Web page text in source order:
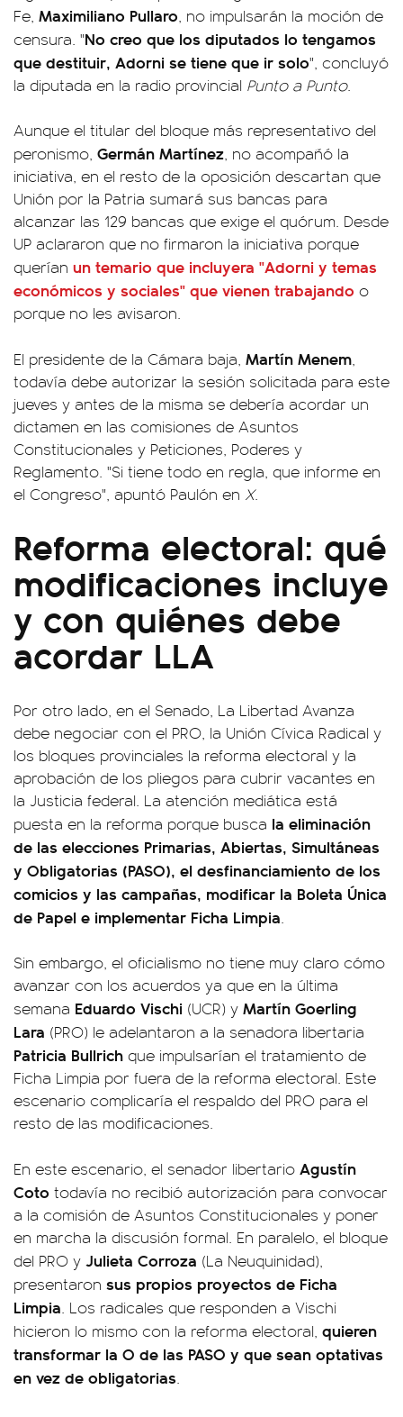
Fe, Maximiliano Pullaro, no impulsarán la moción de
censura. "No creo que los diputados lo tengamos
que destituir, Adorni se tiene que ir solo", concluyó
la diputada en la radio provincial Punto a Punto.
Aunque el titular del bloque más representativo del
peronismo, Germán Martínez, no acompañó la
iniciativa, en el resto de la oposición descartan que
Unión por la Patria sumará sus bancas para
alcanzar las 129 bancas que exige el quórum. Desde
UP aclararon que no firmaron la iniciativa porque
querían un temario que incluyera "Adorni y temas
económicos y sociales" que vienen trabajando o
porque no les avisaron.
El presidente de la Cámara baja, Martín Menem,
todavía debe autorizar la sesión solicitada para este
jueves y antes de la misma se debería acordar un
dictamen en las comisiones de Asuntos
Constitucionales y Peticiones, Poderes y
Reglamento. "Si tiene todo en regla, que informe en
el Congreso", apuntó Paulón en X.
Reforma electoral: qué
modificaciones incluye
y con quiénes debe
acordar LLA
Por otro lado, en el Senado, La Libertad Avanza
debe negociar con el PRO, la Unión Cívica Radical y
los bloques provinciales la reforma electoral y la
aprobación de los pliegos para cubrir vacantes en
la Justicia federal. La atención mediática está
puesta en la reforma porque busca la eliminación
de las elecciones Primarias, Abiertas, Simultáneas
y Obligatorias (PASO), el desfinanciamiento de los
comicios y las campañas, modificar la Boleta Única
de Papel e implementar Ficha Limpia.
Sin embargo, el oficialismo no tiene muy claro cómo
avanzar con los acuerdos ya que en la última
semana Eduardo Vischi (UCR) y Martín Goerling
Lara (PRO) le adelantaron a la senadora libertaria
Patricia Bullrich que impulsarían el tratamiento de
Ficha Limpia por fuera de la reforma electoral. Este
escenario complicaría el respaldo del PRO para el
resto de las modificaciones.
En este escenario, el senador libertario Agustín
Coto todavía no recibió autorización para convocar
a la comisión de Asuntos Constitucionales y poner
en marcha la discusión formal. En paralelo, el bloque
del PRO y Julieta Corroza (La Neuquinidad),
presentaron sus propios proyectos de Ficha
Limpia. Los radicales que responden a Vischi
hicieron lo mismo con la reforma electoral, quieren
transformar la O de las PASO y que sean optativas
en vez de obligatorias.